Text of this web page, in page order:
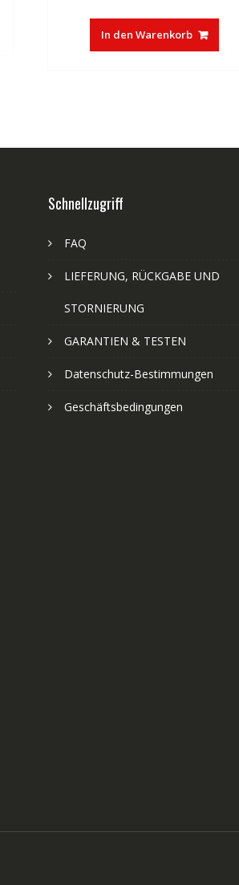
war:
€83,32
ist:
€50,01.
In den Warenkorb
Schnellzugriff
FAQ
LIEFERUNG, RÜCKGABE UND
STORNIERUNG
GARANTIEN & TESTEN
Datenschutz-Bestimmungen
Geschäftsbedingungen